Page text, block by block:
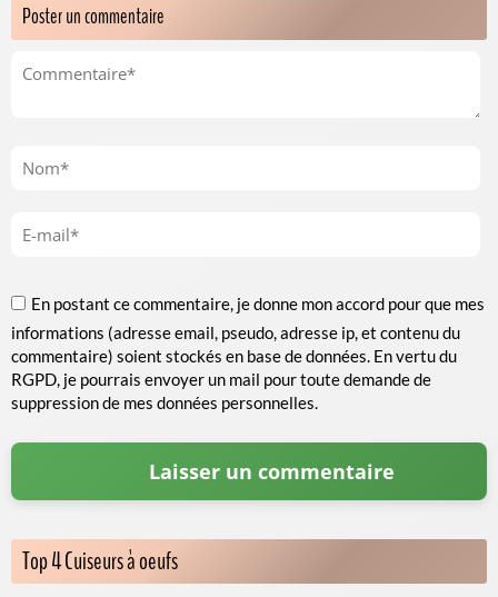
Poster un commentaire
En postant ce commentaire, je donne mon accord pour que mes
informations (adresse email, pseudo, adresse ip, et contenu du
commentaire) soient stockés en base de données. En vertu du
RGPD, je pourrais envoyer un mail pour toute demande de
suppression de mes données personnelles.
Top 4 Cuiseurs à oeufs